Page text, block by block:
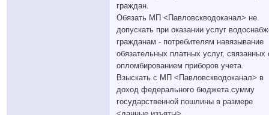
граждан.
Обязать МП <Павловскводоканал> не
допускать при оказании услуг
гражданам - потребителям навязывание
обязательных платных услуг, связанных
опломбированием приборов учета.
Взыскать с МП <Павловскводоканал> в
доход федерального бюджета сумму
государственной пошлины в размере